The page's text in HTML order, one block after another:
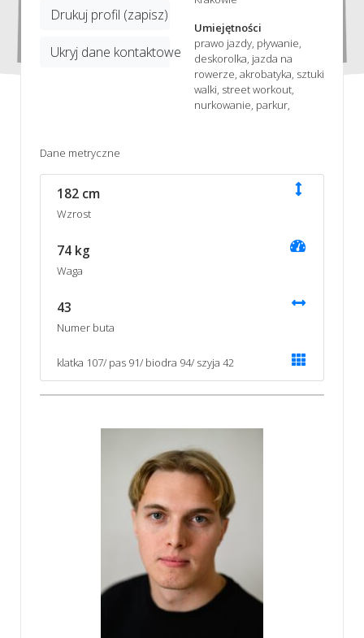
Drukuj profil (zapisz)
Ukryj dane kontaktowe
Umiejętności
prawo jazdy, pływanie,
deskorolka, jazda na
rowerze, akrobatyka, sztuki
walki, street workout,
nurkowanie, parkur,
Dane metryczne
182 cm
Wzrost
74 kg
Waga
43
Numer buta
klatka 107/ pas 91/ biodra 94/ szyja 42